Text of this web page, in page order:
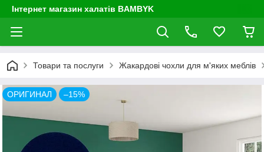
Інтернет магазин халатів BAMBYK
Товари та послуги Жакардові чохли для м'яких меблів
ОРИГИНАЛ –15%